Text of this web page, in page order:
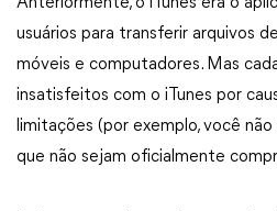
usuários para transferir arquivos
móveis e computadores. Mas
insatisfeitos com o iTunes por
limitações (por exemplo, você
que não sejam oficialmente